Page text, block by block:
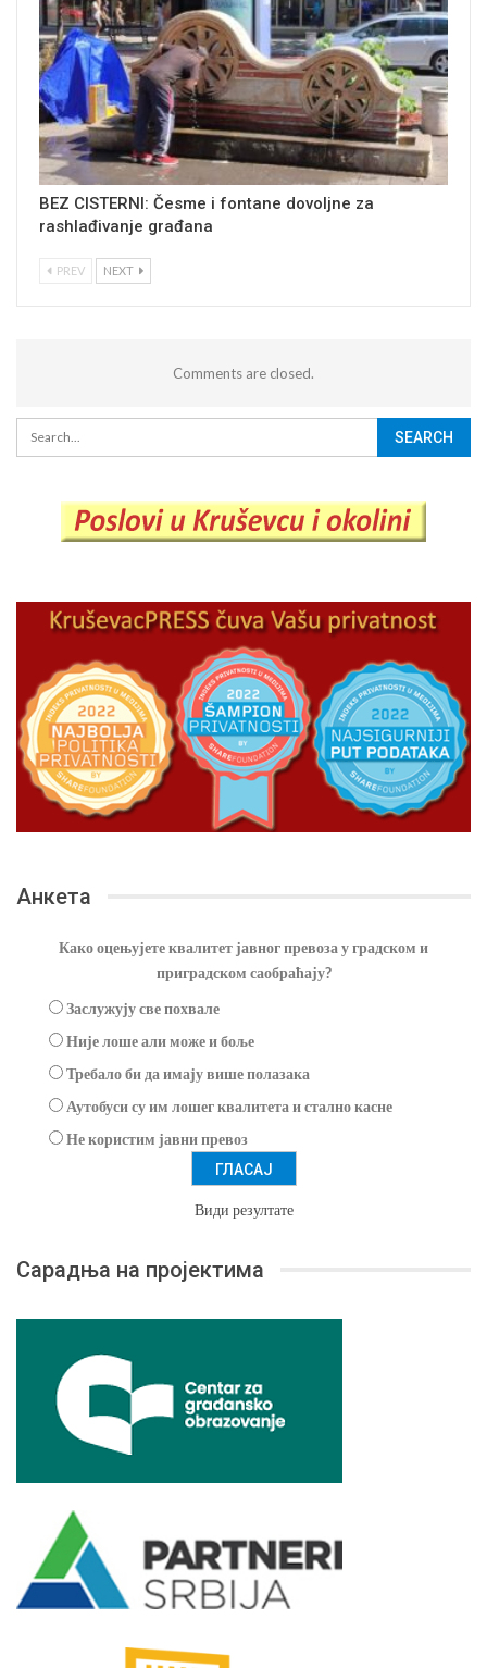
BEZ CISTERNI: Česme i fontane dovoljne za
rashlađivanje građana
PREV NEXT
Comments are closed.
Анкета
Како оцењујете квалитет јавног превоза у градском и
приградском саобраћају?
Заслужују све похвале
Није лоше али може и боље
Требало би да имају више полазака
Аутобуси су им лошег квалитета и стално касне
Не користим јавни превоз
Види резултате
Сарадња на пројектима